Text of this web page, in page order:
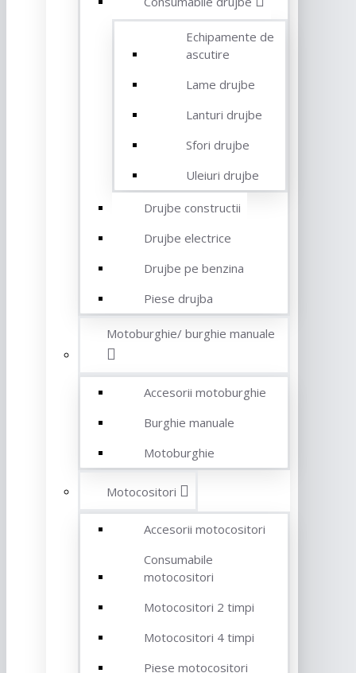
Echipamente de
ascutire
Lame drujbe
Lanturi drujbe
Sfori drujbe
Uleiuri drujbe
Drujbe constructii
Drujbe electrice
Drujbe pe benzina
Piese drujba
Motoburghie/ burghie manuale
Accesorii motoburghie
Burghie manuale
Motoburghie
Motocositori
Accesorii motocositori
Consumabile
motocositori
Motocositori 2 timpi
Motocositori 4 timpi
Piese motocositori